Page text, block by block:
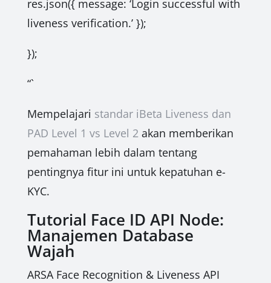
res.json({ message: ‘Login successful with
liveness verification.’ });
});
“`
Mempelajari standar iBeta Liveness dan
PAD Level 1 vs Level 2akan memberikan
pemahaman lebih dalam tentang
pentingnya fitur ini untuk kepatuhan e-
KYC.
Tutorial Face ID API Node:
Manajemen Database
Wajah
ARSA Face Recognition & Liveness API